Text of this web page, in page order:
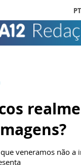
PT
veneramos não a